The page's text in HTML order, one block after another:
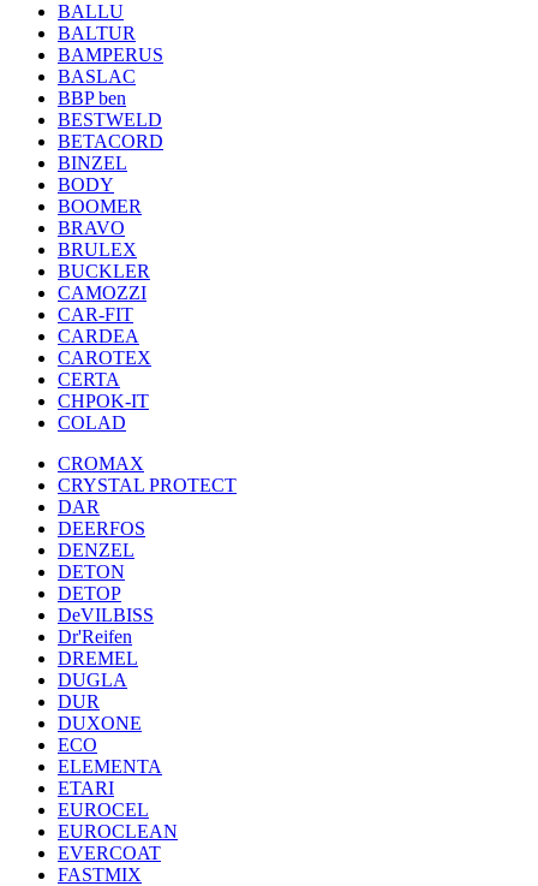
BALLU
BALTUR
BAMPERUS
BASLAC
BBP ben
BESTWELD
BETACORD
BINZEL
BODY
BOOMER
BRAVO
BRULEX
BUCKLER
CAMOZZI
CAR-FIT
CARDEA
CAROTEX
CERTA
CHPOK-IT
COLAD
CROMAX
CRYSTAL PROTECT
DAR
DEERFOS
DENZEL
DETON
DETOP
DeVILBISS
Dr'Reifen
DREMEL
DUGLA
DUR
DUXONE
ECO
ELEMENTA
ETARI
EUROCEL
EUROCLEAN
EVERCOAT
FASTMIX